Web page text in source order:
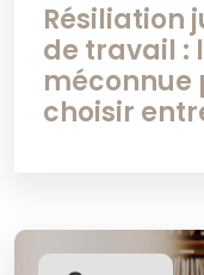
Résiliation
de travail :
méconnue
choisir